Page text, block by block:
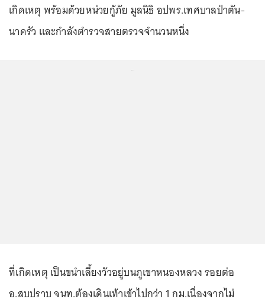
เกิดเหตุ พร้อมด้วยหน่วยกู้ภัย มูลนิธิ อปพร.เทศบาลป่าตัน-
นาครัว และกำลังตำรวจสายตรวจจำนวนหนึ่ง
ที่เกิดเหตุ เป็นขนำเลี้ยงวัวอยู่บนภูเขาหนองหลวง รอยต่อ
อ.สบปราบ จนท.ต้องเดินเท้าเข้าไปกว่า 1 กม.เนื่องจากไม่